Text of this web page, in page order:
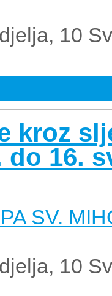
10
kroz
do 16.
SV.
10